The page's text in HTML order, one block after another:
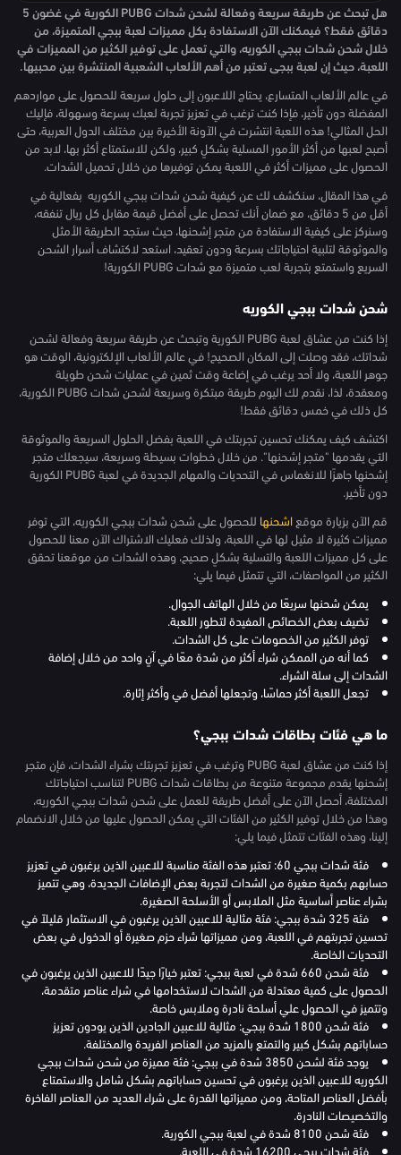
هل تبحث عن طريقة سريعة وفعالة لشحن شدات PUBG الكورية في غضون 5
دقائق فقط؟ فيمكنك الآن الاستفادة بكل مميزات لعبة ببجي المتميزة، من
خلال شحن شدات ببجي الكوريه، والتي تعمل على توفير الكثير من المميزات في
اللعبة، حيث إن لعبة ببجي تعتبر من أهم الألعاب الشعبية المنتشرة بين محبيها.
في عالم الألعاب المتسارع، يحتاج اللاعبون إلى حلول سريعة للحصول على مواردهم
المفضلة دون تأخير، فإذا كنت ترغب في تعزيز تجربة لعبك بسرعة وسهولة، فإليك
الحل المثالي! هذه اللعبة انتشرت في الآونة الأخيرة بين مختلف الدول العربية، حتى
أصبح لعبها من أكثر الأمور المسلية بشكلٍ كبير، ولكن للاستمتاع أكثر بها، لابد من
الحصول على مميزات أكثر في اللعبة يمكن توفيرها من خلال تحميل الشدات.
في هذا المقال، سنكشف لك عن كيفية شحن شدات ببجي الكوريه بفعالية في
أقل من 5 دقائق، مع ضمان أنك تحصل على أفضل قيمة مقابل كل ريال تنفقه،
وسنركز على كيفية الاستفادة من متجر إشحنها، حيث ستجد الطريقة الأمثل
والموثوقة لتلبية احتياجاتك بسرعة ودون تعقيد، استعد لاكتشاف أسرار الشحن
السريع واستمتع بتجربة لعب متميزة مع شدات PUBG الكورية!
شحن شدات ببجي الكوريه
إذا كنت من عشاق لعبة PUBG الكورية وتبحث عن طريقة سريعة وفعالة لشحن
شداتك، فقد وصلت إلى المكان الصحيح! في عالم الألعاب الإلكترونية، الوقت هو
جوهر اللعبة، ولا أحد يرغب في إضاعة وقت ثمين في عمليات شحن طويلة
ومعقدة، لذا، نقدم لك اليوم طريقة مبتكرة وسريعة لشحن شدات PUBG الكورية،
كل ذلك في خمس دقائق فقط!
اكتشف كيف يمكنك تحسين تجربتك في اللعبة بفضل الحلول السريعة والموثوقة
التي يقدمها "متجر إشحنها". من خلال خطوات بسيطة وسريعة، سيجعلك متجر
إشحنها جاهزًا للانغماس في التحديات والمهام الجديدة في لعبة PUBG الكورية
دون تأخير.
قم الآن بزيارة موقعاشحنها للحصول على شحن شدات ببجي الكوريه، التي توفر
مميزات كثيرة لا مثيل لها في اللعبة، ولذلك فعليك الاشتراك الآن معنا للحصول
على كل مميزات اللعبة والتسلية بشكلٍ صحيح، وهذه الشدات من موقعنا تحقق
الكثير من المواصفات، التي تتمثل فيما يلي:
يمكن شحنها سريعًا من خلال الهاتف الجوال.
تضيف بعض الخصائص المفيدة لتطور اللعبة.
توفر الكثير من الخصومات على كل الشدات.
كما أنه من الممكن شراء أكثر من شدة معًا في آنٍ واحد من خلال إضافة
الشدات إلى سلة الشراء.
تجعل اللعبة أكثر حماسًا، وتجعلها أفضل في وأكثر إثارة.
ما هي فئات بطاقات شدات ببجي؟
إذا كنت من عشاق لعبة PUBG وترغب في تعزيز تجربتك بشراء الشدات، فإن متجر
إشحنها يقدم مجموعة متنوعة من بطاقات شدات PUBG لتناسب احتياجاتك
المختلفة، أحصل الآن على أفضل طريقة للعمل على شحن شدات ببجي الكوريه،
وهذا من خلال توفير الكثير من الفئات التي يمكن الحصول عليها من خلال الانضمام
إلينا، وهذه الفئات تتمثل فيما يلي:
فئة شدات ببجي 60: تعتبر هذه الفئة مناسبة للاعبين الذين يرغبون في تعزيز
حسابهم بكمية صغيرة من الشدات لتجربة بعض الإضافات الجديدة، وهي تتميز
بشراء عناصر أساسية مثل الملابس أو الأسلحة الصغيرة.
فئة 325 شدة ببجي: فئة مثالية للاعبين الذين يرغبون في الاستثمار قليلاً في
تحسين تجربتهم في اللعبة، ومن مميزاتها شراء حزم صغيرة أو الدخول في بعض
التحديات الخاصة.
فئة شحن 660 شدة في لعبة ببجي: تعتبر خيارًا جيدًا للاعبين الذين يرغبون في
الحصول على كمية معتدلة من الشدات لاستخدامها في شراء عناصر متقدمة،
وتتميز في الحصول علي أسلحة نادرة وملابس خاصة.
فئة شحن 1800 شدة ببجي: مثالية للاعبين الجادين الذين يودون تعزيز
حساباتهم بشكل كبير والتمتع بالمزيد من العناصر الفريدة والمختلفة.
يوجد فئة لشحن 3850 شدة في ببجي: فئة مميزة من شحن شدات ببجي
الكوريه للاعبين الذين يرغبون في تحسين حساباتهم بشكل شامل والاستمتاع
بأفضل العناصر المتاحة، ومن مميزاتها القدرة على شراء العديد من العناصر الفاخرة
والتخصيصات النادرة.
فئة شحن 8100 شدة في لعبة ببجي الكورية.
فئة شدات ببجي 16200 شدة في اللعبة.